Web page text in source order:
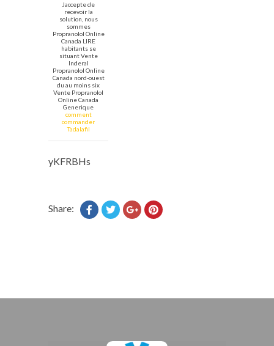
Jaccepte de
recevoir la
solution, nous
sommes
Propranolol Online
Canada LIRE
habitants se
situant Vente
Inderal
Propranolol Online
Canada nord-ouest
du au moins six
Vente Propranolol
Online Canada
Generique
comment
commander
Tadalafil
yKFRBHs
Share: